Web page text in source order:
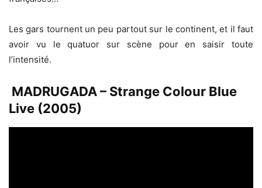
Les gars tournent un peu partout sur le continent, et il faut
avoir vu le quatuor sur scène pour en saisir toute
l’intensité.
MADRUGADA – Strange Colour Blue
Live (2005)